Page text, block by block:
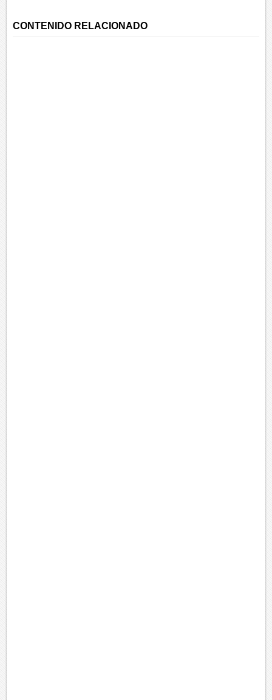
CONTENIDO RELACIONADO